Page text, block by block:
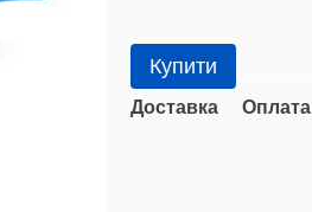
Купити
Доставка Оплата